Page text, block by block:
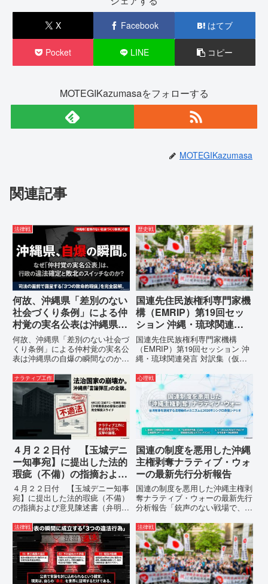
X Facebook はてブ
Pocket LINE コピー
MOTEGIKazumasaをフォローする
MOTEGIKazumasa
関連記事
法律戦
何故、沖縄県「差別のない
社会づくり条例」による仲
村覚の実名公表は沖縄県の
自爆の瞬間なのか？その3
つの理由。
何故、沖縄県「差別のない社会づ
くり条例」による仲村覚の実名公
表は沖縄県の自爆の瞬間なのか？
強行しようとしている「仲村覚の
実名公表」。行政側はこの行為
を、特定の個人を社会的制裁に追
い込むための「仕上げ」だと考え
歴史戦
国連先住民族権利専門家機
構（EMRIP）第19回セッ
ション 沖縄・琉球関連発
言 対訳集（仮訳）
国連先住民族権利専門家機構
（EMRIP）第19回セッション 沖
縄・琉球関連発言 対訳集（仮
（EMRIP）の各会合において行
われた、沖縄・琉球の先住民族指
定、PFAS（有機フッ素化合物）
問題、米軍基地、伝統文化（...
ナラティブ工作
４月２２日付 【玉城デニ
ー知事宛】に提出した法的
瑕疵（不備）の指摘および
意見陳述書（弁明書）提出
の留保の通告
４月２２日付 【玉城デニー知事
宛】に提出した法的瑕疵（不備）
の指摘および意見陳述書（弁明
に、玉城デニー宛に以下の違法状
態の指摘と意見陳述（弁明）留保
の通告を行いました。沖縄県は、
この時は、違法を認めて軌道修正
す...
心理戦
国連の制度を悪用した沖縄
主権剥奪ナラティブ・ウォ
ーの最新先行分析報告
国連の制度を悪用した沖縄主権剥
奪ナラティブ・ウォーの最新先行
分析報告「銃声のない戦場で、日
いる。」現代の戦争は、ミサイル
が飛来する以前に始まっていま
す。国連という国際的な舞台で、
巧妙な「言説（ナラティブ）」が
張...
法律戦 法律戦